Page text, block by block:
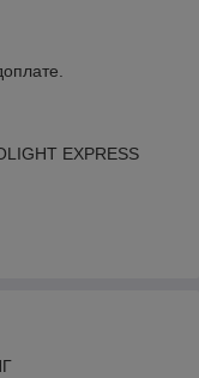
EXPRESS